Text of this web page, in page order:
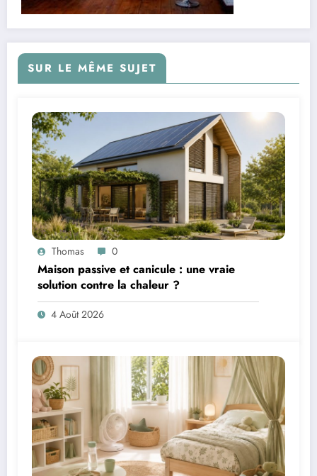
SUR LE MÊME SUJET
Thomas 0
Maison passive et canicule : une vraie
solution contre la chaleur ?
4 Août 2026